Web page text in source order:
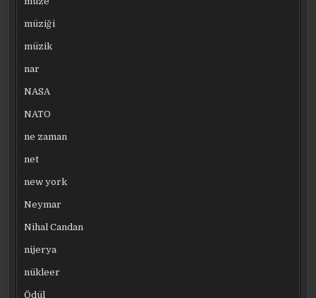
müziği
müzik
nar
NASA
NATO
ne zaman
net
new york
Neymar
Nihal Candan
nijerya
nükleer
Ödül